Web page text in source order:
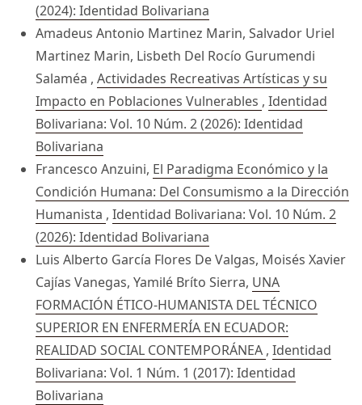
(2024): Identidad Bolivariana
Amadeus Antonio Martinez Marin, Salvador Uriel
Martinez Marin, Lisbeth Del Rocío Gurumendi
Salaméa , Actividades Recreativas Artísticas y su
Impacto en Poblaciones Vulnerables , Identidad
Bolivariana: Vol. 10 Núm. 2 (2026): Identidad
Bolivariana
Francesco Anzuini, El Paradigma Económico y la
Condición Humana: Del Consumismo a la Dirección
Humanista , Identidad Bolivariana: Vol. 10 Núm. 2
(2026): Identidad Bolivariana
Luis Alberto García Flores De Valgas, Moisés Xavier
Cajías Vanegas, Yamilé Bríto Sierra, UNA
FORMACIÓN ÉTICO-HUMANISTA DEL TÉCNICO
SUPERIOR EN ENFERMERÍA EN ECUADOR:
REALIDAD SOCIAL CONTEMPORÁNEA , Identidad
Bolivariana: Vol. 1 Núm. 1 (2017): Identidad
Bolivariana